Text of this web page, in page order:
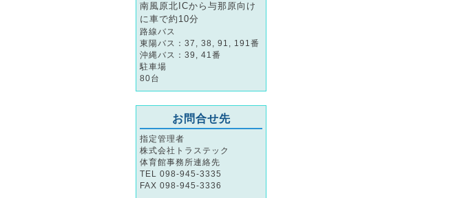
南風原北ICから与那原向け
に車で約10分
路線バス
東陽バス：37, 38, 91, 191番
沖縄バス：39, 41番
駐車場
80台
お問合せ先
指定管理者
株式会社トラステック
体育館事務所連絡先
TEL 098-945-3335
FAX 098-945-3336